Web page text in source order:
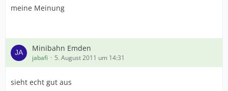
meine Meinung
Minibahn Emden
jabafi 5. August 2011 um 14:31
sieht echt gut aus